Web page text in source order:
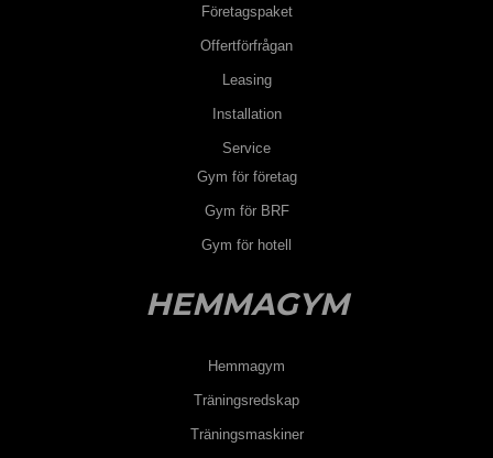
Företagspaket
Offertförfrågan
Leasing
Installation
Service
Gym för företag
Gym för BRF
Gym för hotell
HEMMAGYM
Hemmagym
Träningsredskap
Träningsmaskiner